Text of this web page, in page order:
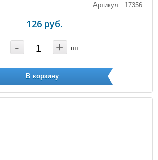
Артикул: 17356
126 руб.
- + шт
В корзину